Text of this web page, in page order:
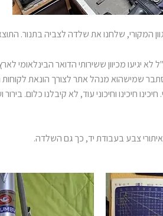
המקורי, שלחנו את שלדה לצביה בתנור.
לא יגיעו מכיוון ששירותי הדואר
שמישהוא מנהל אתר לצורך הונאת לקוחות
חיכינו וחיכוני עוד, לא קיבלנו כלום.
צבע בעבודת יד, כך גם השלדה.